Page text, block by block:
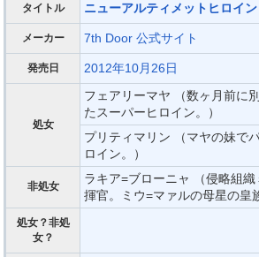
タイトル ニューアルティメットヒロイ
メーカー 7th Door 公式サイト
発売日 2012年10月26日
処女
フェアリーマヤ （数ヶ月前に
たスーパーヒロイン。）
プリティマリン （マヤの妹で
ロイン。）
非処女
ラキア=ブローニャ （侵略組
揮官。ミウ=マァルの母星の皇
処女？非処
女？